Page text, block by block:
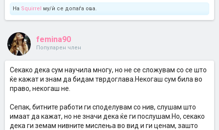
На Squirrel му/ѝ се допаѓа ова.
femina90
Популарен член
Секако дека сум научила многу, но не се сложувам со се што
ќе кажат и знам да бидам тврдоглава.Некогаш сум била во
право, некогаш не.
Сепак, битните работи ги споделувам со нив, слушам што
имаат да кажат, но не значи дека ќе ги послушам.Но, секако
дека ги земам нивните мислења во вид и ги ценам, зашто